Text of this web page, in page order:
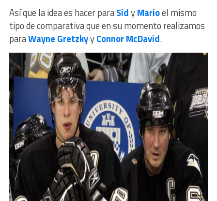
Así que la idea es hacer paraSidyMarioel mismo
tipo de comparativa que en su momento realizamos
paraWayne GretzkyyConnor McDavid.